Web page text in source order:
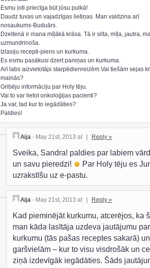
Esmu ļoti priecīga būt jūsu pulkā!
Daudz tuvas un vajadzīgas lietiņas. Man valdzina arī
nosaukums-Buduārs.
Dzeltenā ir mana mīļākā krāsa. Tā ir silta, mīļa, jautra,
uzmundrinoša.
Izlasiju recepti-piens un kurkuma.
Es esmu pasākusi dzert paniņas un kurkuma.
Arī labs aizvietotājs starpēdienreizēm.Vai tiešām sejas
mainās?
Gribēju informāciju par Holy tēju.
Vai to var lietot onkoloģijas pacienti?
Ja var, tad kur to iegādāties?
Paldies!
Aija - May 21st, 2013 at | Reply »
Sveika, Sandra! paldies par labiem
un savu pieredzi!
Par Holy tēju es
uzrakstīšu uz e-pastu.
Aija - May 21st, 2013 at Reply »
Kad pieminējāt kurkumu, atcerējos, ka
man kāda lasītāja uzdeva jautājumu par
kurkumu (tās pašas receptes sakarā) un
garšvielām – kur to visu visdrošāk un
ziņā izdevīgāk iegādāties. Šāds